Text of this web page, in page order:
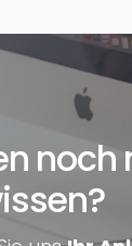
noch